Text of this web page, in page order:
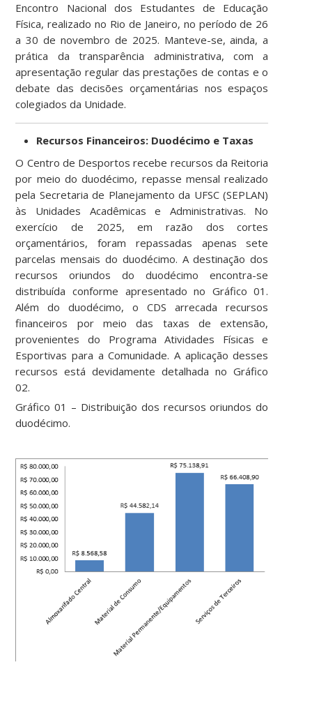
Encontro Nacional dos Estudantes de Educação
Física, realizado no Rio de Janeiro, no período de 26
a 30 de novembro de 2025. Manteve-se, ainda, a
prática da transparência administrativa, com a
apresentação regular das prestações de contas e o
debate das decisões orçamentárias nos espaços
colegiados da Unidade.
Recursos Financeiros: Duodécimo e Taxas
O Centro de Desportos recebe recursos da Reitoria
por meio do duodécimo, repasse mensal realizado
pela Secretaria de Planejamento da UFSC (SEPLAN)
às Unidades Acadêmicas e Administrativas. No
exercício de 2025, em razão dos cortes
orçamentários, foram repassadas apenas sete
parcelas mensais do duodécimo. A destinação dos
recursos oriundos do duodécimo encontra-se
distribuída conforme apresentado no Gráfico 01.
Além do duodécimo, o CDS arrecada recursos
financeiros por meio das taxas de extensão,
provenientes do Programa Atividades Físicas e
Esportivas para a Comunidade. A aplicação desses
recursos está devidamente detalhada no Gráfico
02.
Gráfico 01 – Distribuição dos recursos oriundos do
duodécimo.